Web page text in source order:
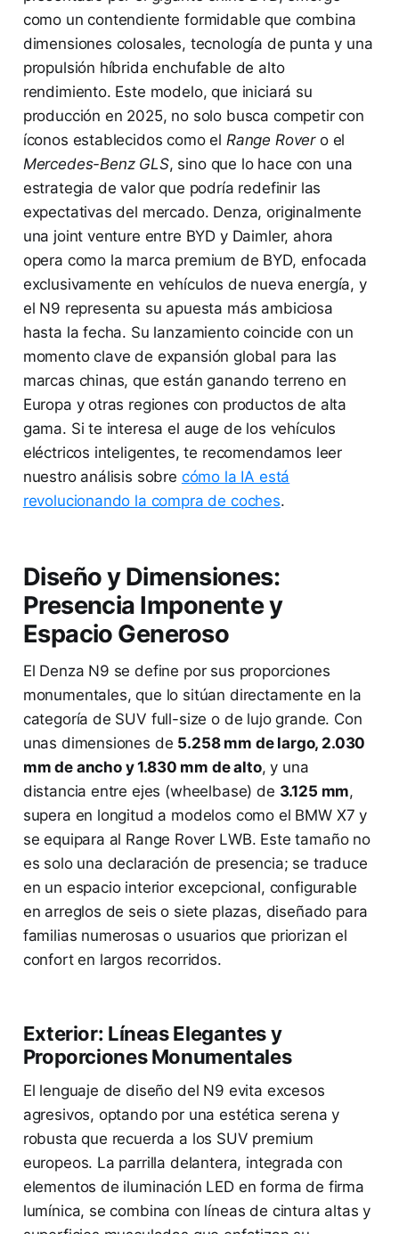
como un contendiente formidable que combina
dimensiones colosales, tecnología de punta y una
propulsión híbrida enchufable de alto
rendimiento. Este modelo, que iniciará su
producción en 2025, no solo busca competir con
íconos establecidos como el Range Rovero el
Mercedes-Benz GLS, sino que lo hace con una
estrategia de valor que podría redefinir las
expectativas del mercado. Denza, originalmente
una joint venture entre BYD y Daimler, ahora
opera como la marca premium de BYD, enfocada
exclusivamente en vehículos de nueva energía, y
el N9 representa su apuesta más ambiciosa
hasta la fecha. Su lanzamiento coincide con un
momento clave de expansión global para las
marcas chinas, que están ganando terreno en
Europa y otras regiones con productos de alta
gama. Si te interesa el auge de los vehículos
eléctricos inteligentes, te recomendamos leer
nuestro análisis sobre cómo la IA está
revolucionando la compra de coches.
Diseño y Dimensiones:
Presencia Imponente y
Espacio Generoso
El Denza N9 se define por sus proporciones
monumentales, que lo sitúan directamente en la
categoría de SUV full-size o de lujo grande. Con
unas dimensiones de 5.258 mm de largo, 2.030
mm de ancho y 1.830 mm de alto, y una
distancia entre ejes (wheelbase) de 3.125 mm,
supera en longitud a modelos como el BMW X7 y
se equipara al Range Rover LWB. Este tamaño no
es solo una declaración de presencia; se traduce
en un espacio interior excepcional, configurable
en arreglos de seis o siete plazas, diseñado para
familias numerosas o usuarios que priorizan el
confort en largos recorridos.
Exterior: Líneas Elegantes y
Proporciones Monumentales
El lenguaje de diseño del N9 evita excesos
agresivos, optando por una estética serena y
robusta que recuerda a los SUV premium
europeos. La parrilla delantera, integrada con
elementos de iluminación LED en forma de firma
lumínica, se combina con líneas de cintura altas y